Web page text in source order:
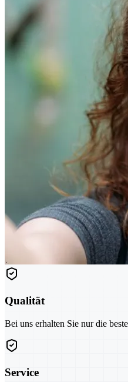
Qualität
Bei uns erhalten Sie nur die
Service